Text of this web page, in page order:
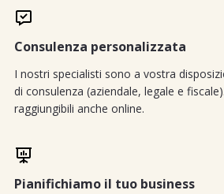
Consulenza personalizzata
I nostri specialisti sono a vostra
di consulenza (aziendale, legale e
raggiungibili anche online.
Pianifichiamo il tuo business